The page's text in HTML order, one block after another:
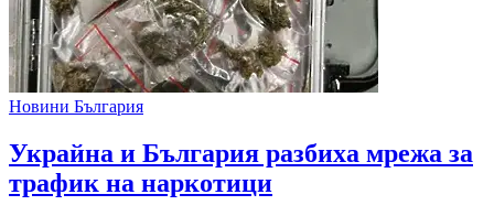
Новини България
Украйна и България разбиха мрежа за
трафик на наркотици